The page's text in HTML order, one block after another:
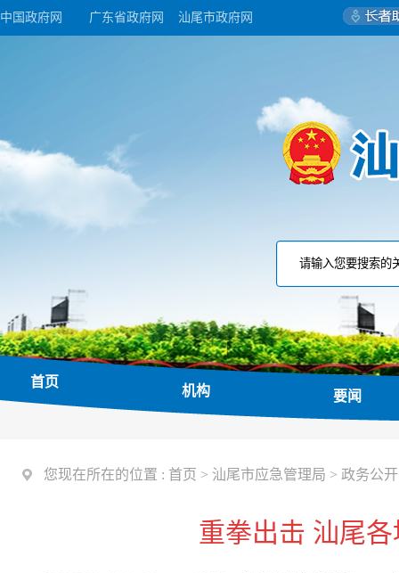
中国政府网 广东省政府网 汕尾市政府网
首页
机构 要闻
您现在所在的位置 : 首页 > 汕尾市应急管理局 > 政务公开
重拳出击 汕尾